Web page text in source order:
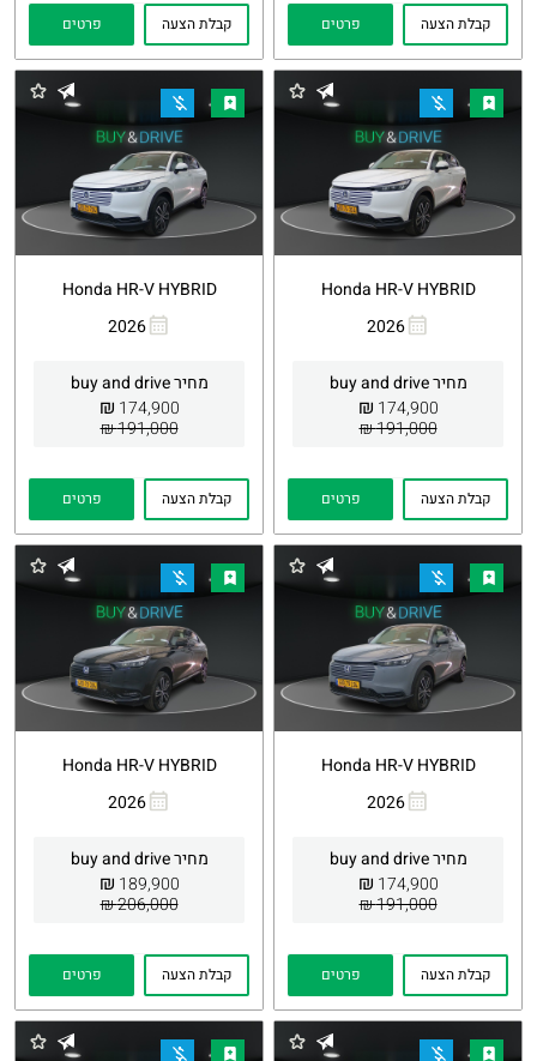
קבלת הצעה פרטים קבלת הצעה פרטים
Honda HR-V HYBRID
2026
מחיר buy and drive
174,900
₪
191,000 ₪
Whatsapp
קבלת הצעה פרטים
Honda HR-V HYBRID
2026
מחיר buy and drive
174,900
₪
191,000 ₪
Whatsapp
קבלת הצעה פרטים
Honda HR-V HYBRID
2026
מחיר buy and drive
174,900
₪
191,000 ₪
Whatsapp
קבלת הצעה פרטים
Honda HR-V HYBRID
2026
מחיר buy and drive
189,900
₪
206,000 ₪
Whatsapp
קבלת הצעה פרטים